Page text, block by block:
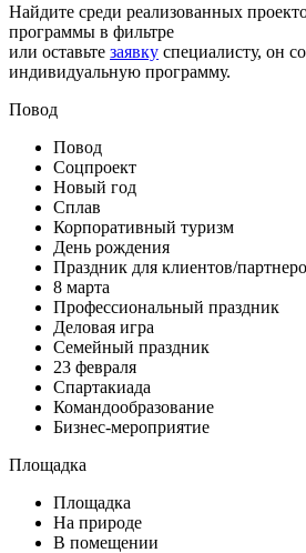
Найдите среди реализованных
программы в фильтре
или оставьте заявку специалисту, он
индивидуальную программу.
Повод
Повод
Соцпроект
Новый год
Сплав
Корпоративный туризм
День рождения
Праздник для клиентов/
8 марта
Профессиональный праздник
Деловая игра
Семейный праздник
23 февраля
Спартакиада
Командообразование
Бизнес-мероприятие
Площадка
Площадка
На природе
В помещении